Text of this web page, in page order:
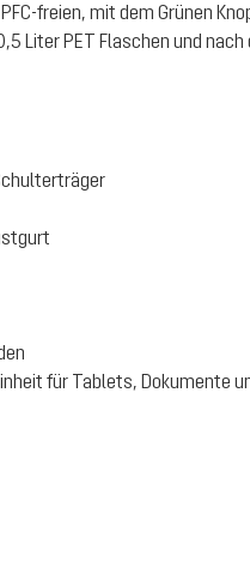
freien, mit dem Grünen
Liter PET Flaschen und
für Tablets, Dokumente